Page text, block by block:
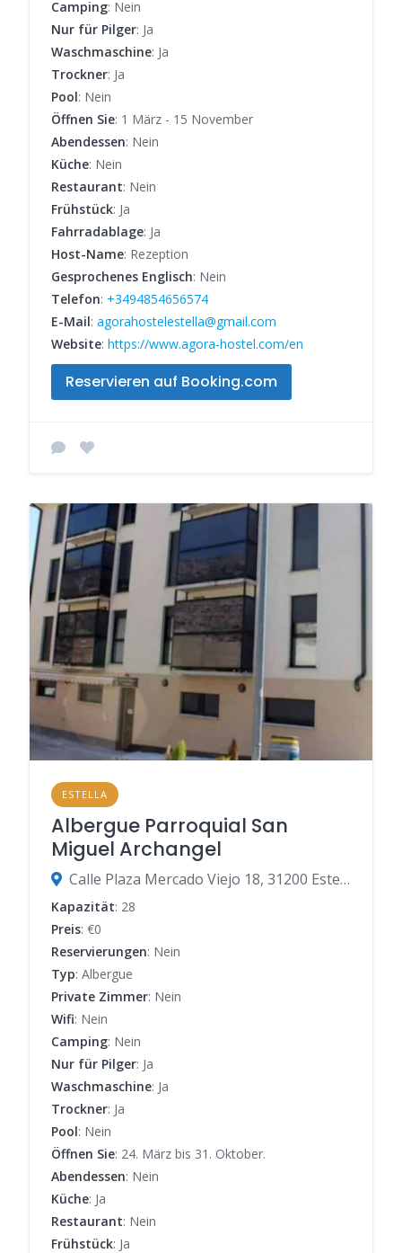
Camping: Nein
Nur für Pilger: Ja
Waschmaschine: Ja
Trockner: Ja
Pool: Nein
Öffnen Sie: 1 März - 15 November
Abendessen: Nein
Küche: Nein
Restaurant: Nein
Frühstück: Ja
Fahrradablage: Ja
Host-Name: Rezeption
Gesprochenes Englisch: Nein
Telefon: +3494854656574
E-Mail: agorahostelestella@gmail.com
Website: https://www.agora-hostel.com/en
Reservieren auf Booking.com
ESTELLA
Albergue Parroquial San
Miguel Archangel
Calle Plaza Mercado Viejo 18, 31200 Estella-Lizarra, Navarra, Spanien
Kapazität: 28
Preis: €0
Reservierungen: Nein
Typ: Albergue
Private Zimmer: Nein
Wifi: Nein
Camping: Nein
Nur für Pilger: Ja
Waschmaschine: Ja
Trockner: Ja
Pool: Nein
Öffnen Sie: 24. März bis 31. Oktober.
Abendessen: Nein
Küche: Ja
Restaurant: Nein
Frühstück: Ja